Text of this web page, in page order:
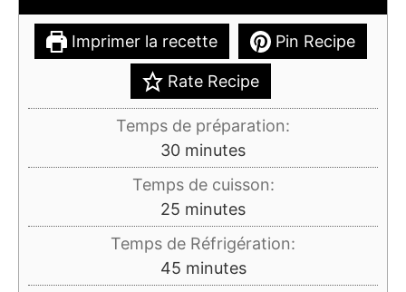
Imprimer la recette Pin Recipe
Rate Recipe
Temps de préparation:
30minutes
minutes
Temps de cuisson:
25 minutes
minutes
Temps de Réfrigération:
45minutes
minutes